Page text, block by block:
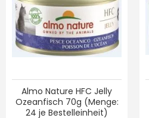
Almo Nature HFC Jelly
Ozeanfisch 70g (Menge:
24 je Bestelleinheit)